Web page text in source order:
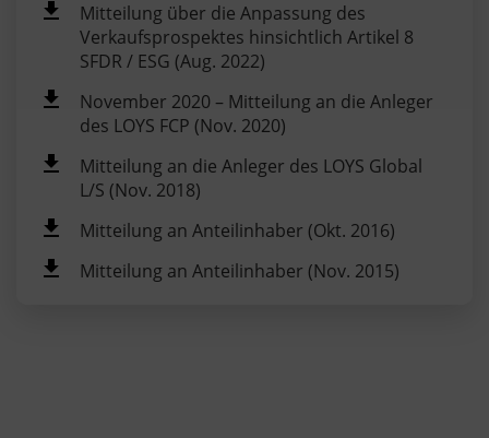
Mitteilung über die Anpassung des
Verkaufsprospektes hinsichtlich Artikel 8
SFDR / ESG (Aug. 2022)
November 2020 – Mitteilung an die Anleger
des LOYS FCP (Nov. 2020)
Mitteilung an die Anleger des LOYS Global
L/S (Nov. 2018)
Mitteilung an Anteilinhaber (Okt. 2016)
Mitteilung an Anteilinhaber (Nov. 2015)